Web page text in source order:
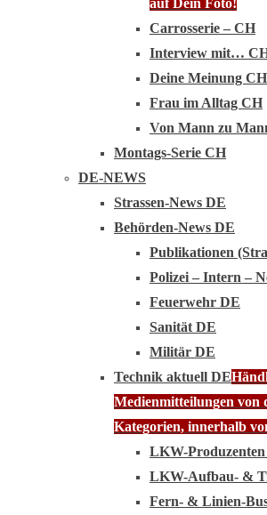
auf Dein Foto!
Carrosserie – CH
Interview mit…
Deine Meinung CH
Frau im Alltag CH
Von Mann zu
Montags-Serie CH
DE-NEWS
Strassen-News DE
Behörden-News DE
Publikationen
Polizei – Intern –
Feuerwehr DE
Sanität DE
Militär DE
Technik aktuell DE
Medienmitteilungen von
Kategorien, innerhalb
LKW-
LKW-Aufbau- &
Fern- & Linien-